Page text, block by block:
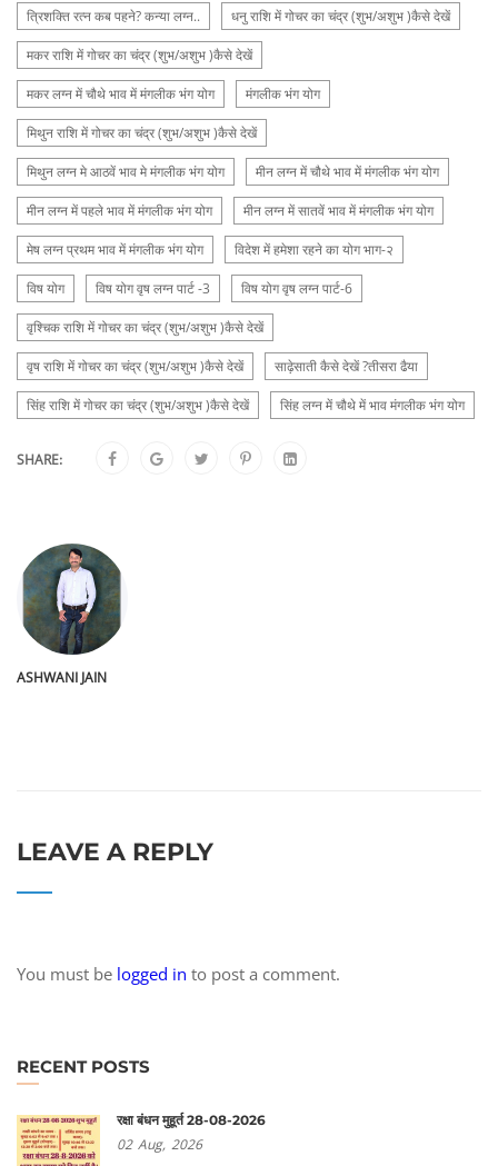
त्रिशक्ति रत्न कब पहने? कन्या लग्न.. धनु राशि में गोचर का चंद्र (शुभ/अशुभ )कैसे देखें
मकर राशि में गोचर का चंद्र (शुभ/अशुभ )कैसे देखें
मकर लग्न में चौथे भाव में मंगलीक भंग योग मंगलीक भंग योग
मिथुन राशि में गोचर का चंद्र (शुभ/अशुभ )कैसे देखें
मिथुन लग्न मे आठवें भाव मे मंगलीक भंग योग मीन लग्न में चौथे भाव में मंगलीक भंग योग
मीन लग्न में पहले भाव में मंगलीक भंग योग मीन लग्न में सातवें भाव में मंगलीक भंग योग
मेष लग्न प्रथम भाव में मंगलीक भंग योग विदेश में हमेशा रहने का योग भाग-२
विष योग विष योग वृष लग्न पार्ट -3 विष योग वृष लग्न पार्ट-6
वृश्चिक राशि में गोचर का चंद्र (शुभ/अशुभ )कैसे देखें
वृष राशि में गोचर का चंद्र (शुभ/अशुभ )कैसे देखें साढ़ेसाती कैसे देखें ?तीसरा ढैया
सिंह राशि में गोचर का चंद्र (शुभ/अशुभ )कैसे देखें सिंह लग्न में चौथे में भाव मंगलीक भंग योग
SHARE:
ASHWANI JAIN
LEAVE A REPLY
You must be logged in to post a comment.
RECENT POSTS
रक्षा बंधन मुहूर्त 28-08-2026
02 Aug, 2026